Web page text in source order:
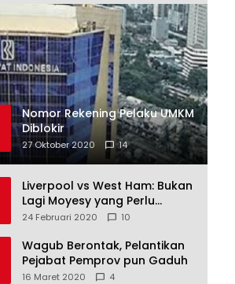
Nomor Rekening Pelaku UMKM
Diblokir
27 Oktober 2020 14
Liverpool vs West Ham: Bukan
Lagi Moyesy yang Perlu
Ditakuti
24 Februari 2020 10
Wagub Berontak, Pelantikan
Pejabat Pemprov pun Gaduh
16 Maret 2020 4